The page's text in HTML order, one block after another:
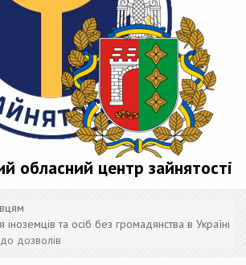
обласний центр зайнятості
та осіб без громадянства в Україні
дозволів